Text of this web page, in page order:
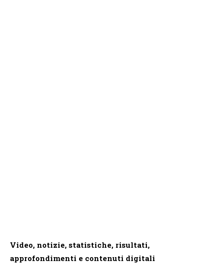
Video, notizie, statistiche, risultati,
approfondimenti e contenuti digitali